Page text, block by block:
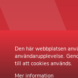
Den här webbplatsen
användarupplevelse.
till att cookies används.
Mer information